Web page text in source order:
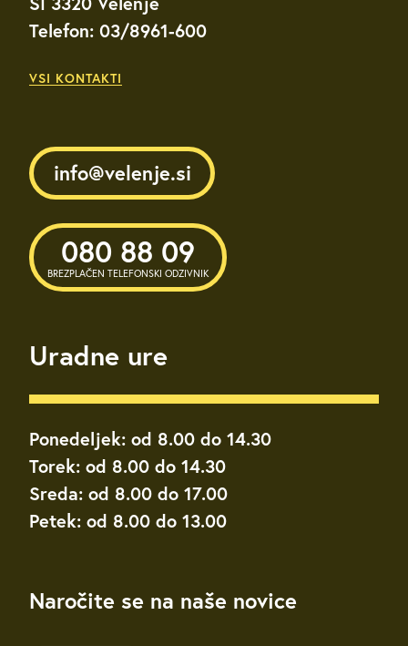
Telefon: 03/8961-600
VSI KONTAKTI
info@velenje.si
080 88 09
BREZPLAČEN TELEFONSKI ODZIVNIK
Uradne ure
Ponedeljek: od 8.00 do 14.30
Torek: od 8.00 do 14.30
Sreda: od 8.00 do 17.00
Petek: od 8.00 do 13.00
Naročite se na naše novice